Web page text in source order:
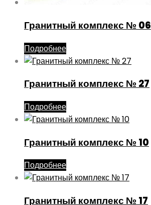
Гранитный комплекс № 06
Подробнее
Гранитный комплекс № 27
Подробнее
Гранитный комплекс № 10
Подробнее
Гранитный комплекс № 17